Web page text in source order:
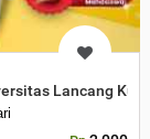
Pekanbaru, Riau
Lancang